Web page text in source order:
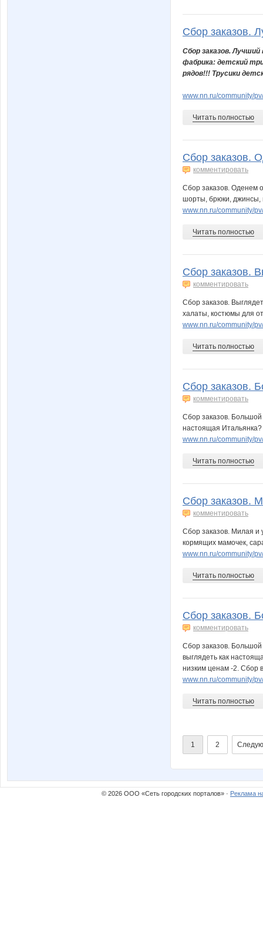
Сбор заказов.
Сбор заказов.
фабрика: детский
рядов!!! Трусики
www.nn.ru/community/
Читать полностью
Сбор заказов.
комментировать
Сбор заказов. Оденем
шорты, брюки, джинсы,
www.nn.ru/community/
Читать полностью
Сбор заказов.
комментировать
Сбор заказов.
халаты, костюмы для
www.nn.ru/community/
Читать полностью
Сбор заказов.
комментировать
Сбор заказов. Большой
настоящая
www.nn.ru/community/
Читать полностью
Сбор заказов.
комментировать
Сбор заказов. Милая и
кормящих мамочек,
www.nn.ru/community/
Читать полностью
Сбор заказов.
комментировать
Сбор заказов.
выглядеть как
низким ценам -2. Сбор
www.nn.ru/community/
Читать полностью
1 2
© 2026 ООО «Сеть городских порталов» · Реклама